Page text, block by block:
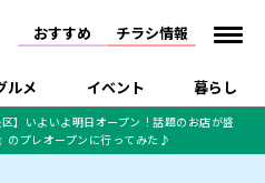
おすすめ チラシ情報
ルメ イベント 暮らし
インタビュー
戸建住宅・マンショ
区】いよいよ明日オープン！話題のお店が盛
のプレオープンに行ってみた♪